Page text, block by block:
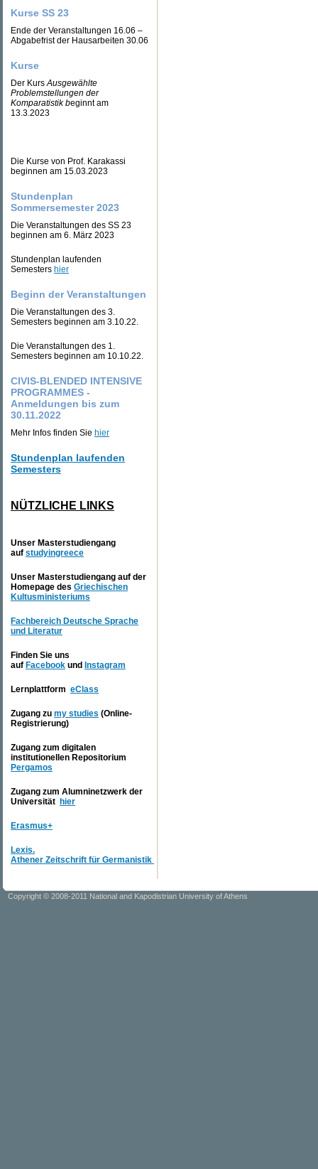
Kurse SS 23
Ende der Veranstaltungen 16.06 –
Abgabefrist der Hausarbeiten 30.06
Kurse
Der KursAusgewählte
Problemstellungen der
Komparatistik beginnt am
13.3.2023
Die Kurse von Prof. Karakassi
beginnen am 15.03.2023
Stundenplan
Sommersemester 2023
Die Veranstaltungen des SS 23
beginnen am 6. März 2023
Stundenplan laufenden
Semesters hier
Beginn der Veranstaltungen
Die Veranstaltungen des 3.
Semesters beginnen am 3.10.22.
Die Veranstaltungen des 1.
Semesters beginnen am 10.10.22.
CIVIS-BLENDED INTENSIVE
PROGRAMMES -
Anmeldungen bis zum
30.11.2022
Mehr Infos finden Sie hier
Stundenplan laufenden
Semesters
NÜTZLICHE LINKS
Unser Masterstudiengang
auf studyingreece
Unser Masterstudiengang auf der
Homepage des Griechischen
Kultusministeriums
Fachbereich Deutsche Sprache
und Literatur
Finden Sie uns
auf Facebook und Instagram
Lernplattform eClass
Zugang zu my studies (Online-
Registrierung)
Zugang zum digitalen
institutionellen Repositorium
Pergamos
Zugang zum Alumninetzwerk der
Universität hier
Εrasmus+
Lexis.
Αthener Zeitschrift für Germanistik
Copyright © 2008-2011 National and Kapodistrian University of Athens